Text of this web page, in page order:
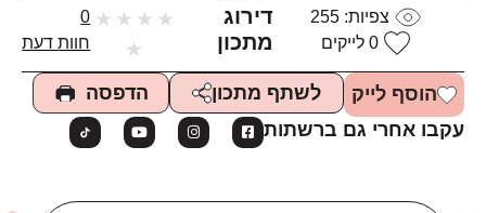
צפיות:255
0 לייקים
דירוג
מתכון
★
★
★
★
★
0
חוות דעת
הוסף לייק לשתף מתכון
הדפסה
עקבו אחרי גם ברשתות